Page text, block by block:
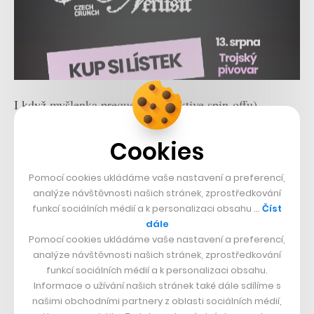
I když myšlenka prequelu (respektive spin-offu)
franšízy může působit jako primárně byznysové
rozhodnutí, zveřejněná upoutávka dokáže přesvědčit.
První člověk(v origináleFirst Man) tím, jak
zprostředkovává napětí kolem startu rakety, na druhé
návštěvou jiné planety, její
zvláštní flóry a robotů.
Buzz Rakeťák se v samostatném filmu i seriálu objevil
už na přelomu tisíciletí, obojí ale byly mizerně přijaty.
Cookies
Pomocí cookies ukládáme vaše nastavení a preferencí,
analýze návštěvnosti našich stránek, zprostředkování
funkcí sociálních médií a k personalizaci obsahu … Číst
dále
Pomocí cookies ukládáme vaše nastavení a preferencí,
analýze návštěvnosti našich stránek, zprostředkování
funkcí sociálních médií a k personalizaci obsahu.
Informace o užívání našich stránek také dále sdílíme s
našimi obchodními partnery z oblasti sociálních médií,